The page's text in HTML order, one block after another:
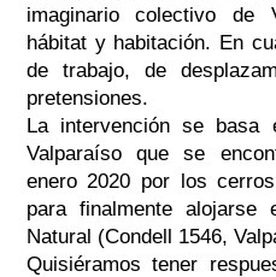
imaginario colectivo de
hábitat y habitación. En
de trabajo, de
pretensiones.
La intervención se basa
Valparaíso que se
enero 2020 por los
para finalmente
Natural (Condell 1546,
Quisiéramos tener